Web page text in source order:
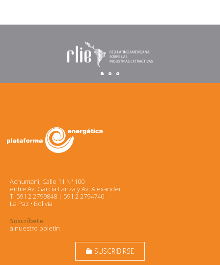
Achumani, Calle 11 Nº 100
entre Av. García Lanza y Av. Alexander
T: 591 2 2799848 | 591 2 2794740
La Paz • Bolivia
Suscríbete
a nuestro boletín
markunread_mailbox SUSCRIBIRSE